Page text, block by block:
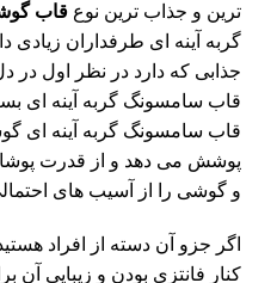
ترین و جذاب ترین نوع قاب
گربه آینه ای طرفداران زیادی
جذابی که دارد در نظر اول در
قاب سامسونگ گربه آینه ای
قاب سامسونگ گربه آینه ای
پوشش می دهد و از قدرت
و گوشی را از آسیب های
اگر جزو آن دسته از افراد
کنار فانتزی بودن و زیبایی آن